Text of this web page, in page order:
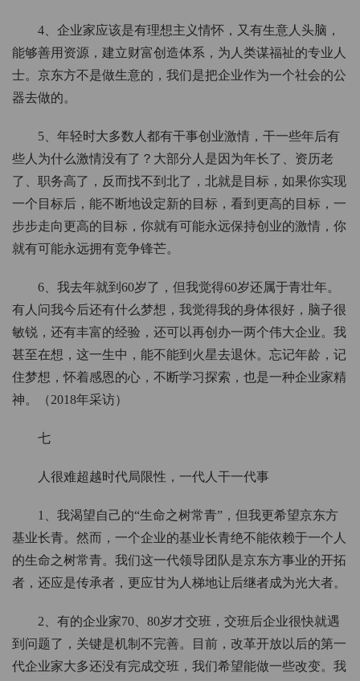
4、企业家应该是有理想主义情怀，又有生意人头脑，
能够善用资源，建立财富创造体系，为人类谋福祉的专业人
士。京东方不是做生意的，我们是把企业作为一个社会的公
器去做的。
5、年轻时大多数人都有干事创业激情，干一些年后有
些人为什么激情没有了？大部分人是因为年长了、资历老
了、职务高了，反而找不到北了，北就是目标，如果你实现
一个目标后，能不断地设定新的目标，看到更高的目标，一
步步走向更高的目标，你就有可能永远保持创业的激情，你
就有可能永远拥有竞争锋芒。
6、我去年就到60岁了，但我觉得60岁还属于青壮年。
有人问我今后还有什么梦想，我觉得我的身体很好，脑子很
敏锐，还有丰富的经验，还可以再创办一两个伟大企业。我
甚至在想，这一生中，能不能到火星去退休。忘记年龄，记
住梦想，怀着感恩的心，不断学习探索，也是一种企业家精
神。（2018年采访）
七
人很难超越时代局限性，一代人干一代事
1、我渴望自己的“生命之树常青”，但我更希望京东方
基业长青。然而，一个企业的基业长青绝不能依赖于一个人
的生命之树常青。我们这一代领导团队是京东方事业的开拓
者，还应是传承者，更应甘为人梯地让后继者成为光大者。
2、有的企业家70、80岁才交班，交班后企业很快就遇
到问题了，关键是机制不完善。目前，改革开放以后的第一
代企业家大多还没有完成交班，我们希望能做一些改变。我